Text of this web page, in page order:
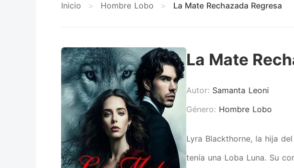
Inicio > Hombre Lobo > La Mate Rechazada Regresa
La Mate
Autor: Samanta Leoni
Género: Hombre Lobo
Lyra Blackthorne, la hija
tenía una Loba Luna. Su